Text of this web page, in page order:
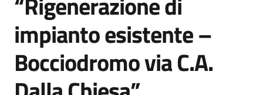
impianto esistente –
Bocciodromo via C.A.